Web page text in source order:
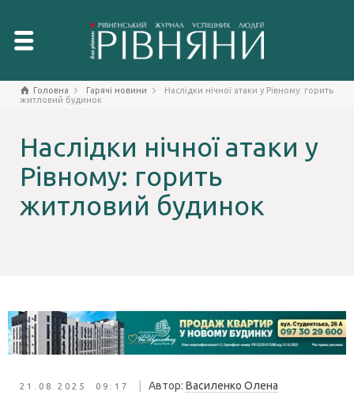
Головна Гарячі новини
Наслідки нічної атаки у Рівному: горить
житловий будинок
Наслідки нічної атаки у
Рівному: горить
житловий будинок
21.08.2025 09:17 Автор: Василенко Олена